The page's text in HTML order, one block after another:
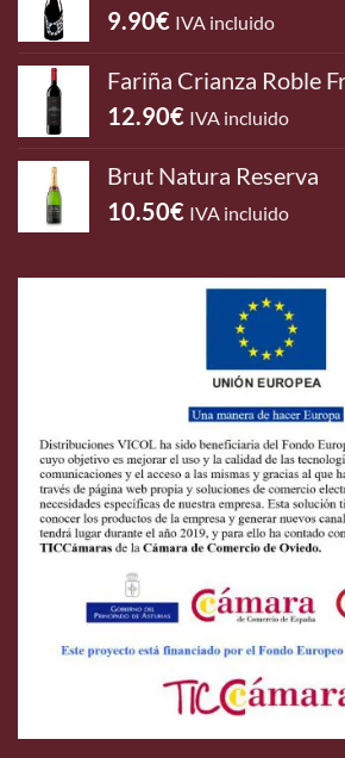
9.90€ IVA incluido
Fariña Crianza Roble
12.90€ IVA incluido
Brut Natura Reserva
10.50€ IVA incluido